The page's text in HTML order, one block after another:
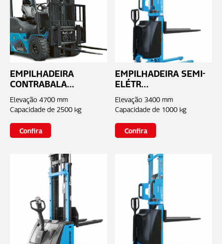
EMPILHADEIRA
CONTRABALA...
Elevação4700 mm
Capacidade de 2500 kg
Confira
EMPILHADEIRA SEMI-
ELÉTR...
Elevação 3400 mm
Capacidade de 1000 kg
Confira